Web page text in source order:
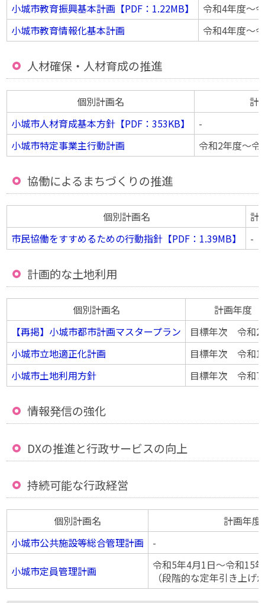
小城市教育振興基本計画【PDF：1.22MB】
令和4年度〜
小城市教育情報化基本計画
令和4年度〜
人材確保・人材育成の推進
個別計画名
計
小城市人材育成基本方針【PDF：353KB】
-
小城市特定事業主行動計画
令和2年度〜令
協働によるまちづくりの推進
個別計画名
計
市民協働をすすめるための行動指針【PDF：1.39MB】
-
計画的な土地利用
個別計画名
計画年度
【再掲】小城市都市計画マスタープラン
目標年次 令和
小城市立地適正化計画
目標年次 令和
小城市土地利用方針
目標年次 令和7
情報発信の強化
DXの推進と行政サービスの向上
持続可能な行政経営
個別計画名
計画年度
小城市公共施設等総合管理計画
-
小城市定員管理計画
令和5年4月1日〜令和15
（段階的な定年引き上げ